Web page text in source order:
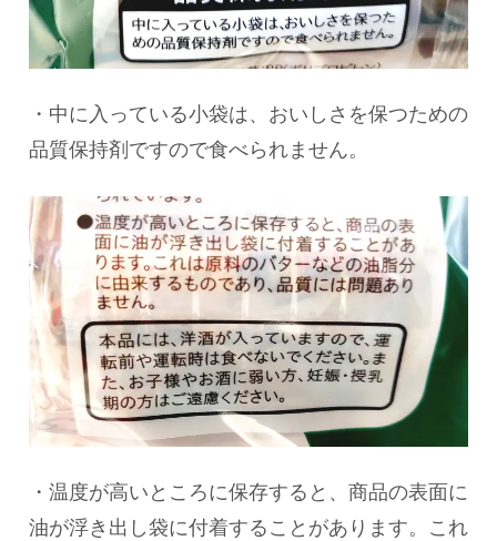
・中に入っている小袋は、おいしさを保つための
品質保持剤ですので食べられません。
・温度が高いところに保存すると、商品の表面に
油が浮き出し袋に付着することがあります。これ